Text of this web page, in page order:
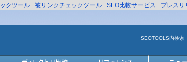
クツール 被リンクチェックツール SEO比較サービス プレスリ
SEOTOOLS内検索